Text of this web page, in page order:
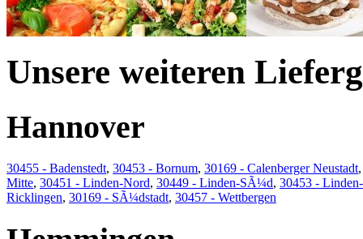
Unsere weiteren
Hannover
30455 - Badenstedt, 30453 - Bornum, 30169 - Calenberger Neustadt
Mitte, 30451 - Linden-Nord, 30449 - Linden-SÃ¼d, 30453 -
Ricklingen, 30169 - SÃ¼dstadt, 30457 - Wettbergen